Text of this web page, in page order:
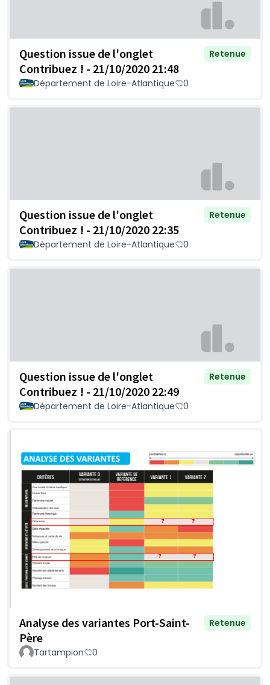
Question issue de l'onglet
Contribuez ! - 21/10/2020 21:48
Retenue
Département de Loire-Atlantique 0
Question issue de l'onglet
Contribuez ! - 21/10/2020 22:35
Retenue
Département de Loire-Atlantique 0
Question issue de l'onglet
Contribuez ! - 21/10/2020 22:49
Retenue
Département de Loire-Atlantique 0
Analyse des variantes Port-Saint-
Père
Retenue
Tartampion 0